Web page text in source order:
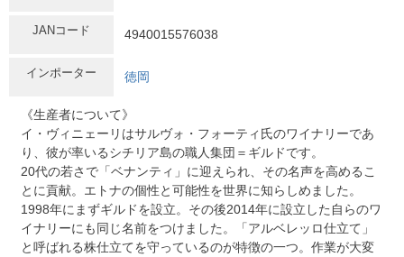
JANコード 4940015576038
インポーター 徳岡
《生産者について》
イ・ヴィニェーリはサルヴォ・フォーティ氏のワイナリーであ
り、彼が率いるシチリア島の職人集団＝ギルドです。
20代の若さで「ベナンティ」に迎えられ、その名声を高めるこ
とに貢献。エトナの個性と可能性を世界に知らしめました。
1998年にまずギルドを設立。その後2014年に設立した自らのワ
イナリーにも同じ名前をつけました。「アルベレッロ仕立て」
と呼ばれる株仕立てを守っているのが特徴の一つ。作業が大変